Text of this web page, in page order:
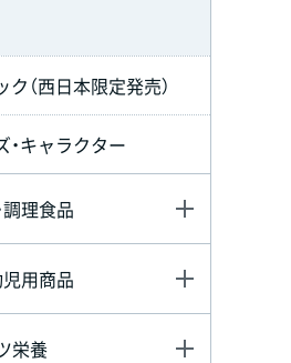
ク（西日本限定発売）
・キャラクター
調理食品
児用商品
栄養